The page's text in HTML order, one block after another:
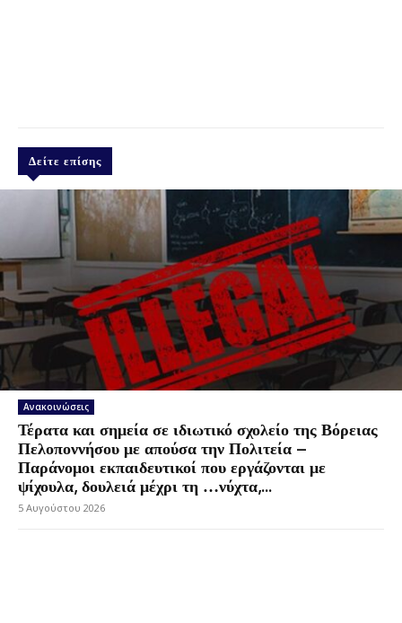
Δείτε επίσης
Ανακοινώσεις
Τέρατα και σημεία σε ιδιωτικό σχολείο της Βόρειας
Πελοποννήσου με απούσα την Πολιτεία –
Παράνομοι εκπαιδευτικοί που εργάζονται με
ψίχουλα, δουλειά μέχρι τη …νύχτα,...
5 Αυγούστου 2026